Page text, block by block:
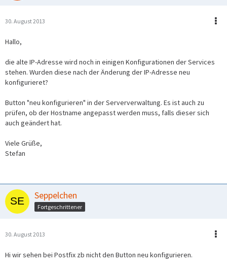
30. August 2013
Hallo,
die alte IP-Adresse wird noch in einigen Konfigurationen der Services
stehen. Wurden diese nach der Änderung der IP-Adresse neu
konfigurieret?
Button "neu konfigurieren" in der Serververwaltung. Es ist auch zu
prüfen, ob der Hostname angepasst werden muss, falls dieser sich
auch geändert hat.
Viele Grüße,
Stefan
Seppelchen
Fortgeschrittener
30. August 2013
Hi wir sehen bei Postfix zb nicht den Button neu konfigurieren.